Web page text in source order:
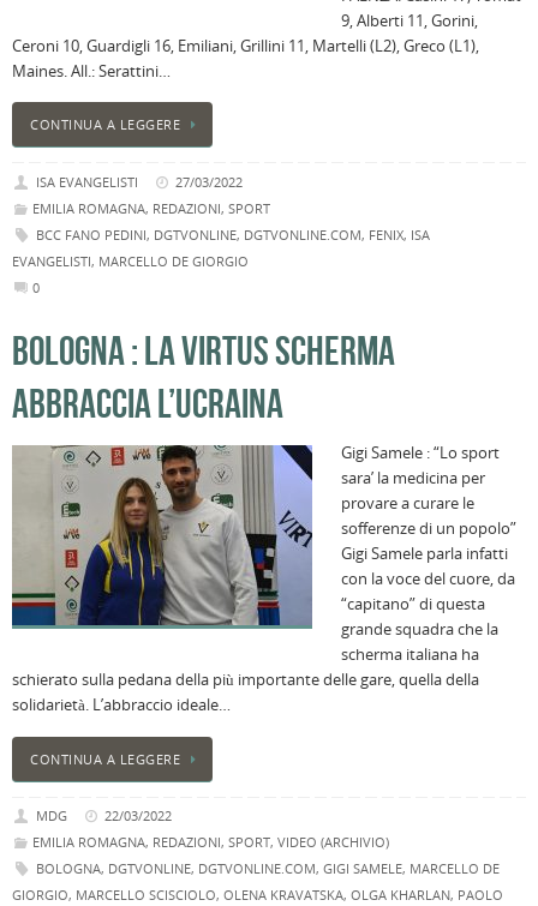
9, Alberti 11, Gorini,
Ceroni 10, Guardigli 16, Emiliani, Grillini 11, Martelli (L2), Greco (L1),
Maines. All.: Serattini…
CONTINUA A LEGGERE
ISA EVANGELISTI
27/03/2022
EMILIA ROMAGNA, REDAZIONI, SPORT
BCC FANO PEDINI, DGTVONLINE, DGTVONLINE.COM, FENIX, ISA
EVANGELISTI, MARCELLO DE GIORGIO
0
BOLOGNA : LA VIRTUS SCHERMA
ABBRACCIA L’UCRAINA
Gigi Samele : “Lo sport
sara’ la medicina per
provare a curare le
sofferenze di un popolo”
Gigi Samele parla infatti
con la voce del cuore, da
“capitano” di questa
grande squadra che la
scherma italiana ha
schierato sulla pedana della più importante delle gare, quella della
solidarietà. L’abbraccio ideale…
CONTINUA A LEGGERE
MDG
22/03/2022
EMILIA ROMAGNA, REDAZIONI, SPORT, VIDEO (ARCHIVIO)
BOLOGNA, DGTVONLINE, DGTVONLINE.COM, GIGI SAMELE, MARCELLO DE
GIORGIO, MARCELLO SCISCIOLO, OLENA KRAVATSKA, OLGA KHARLAN, PAOLO